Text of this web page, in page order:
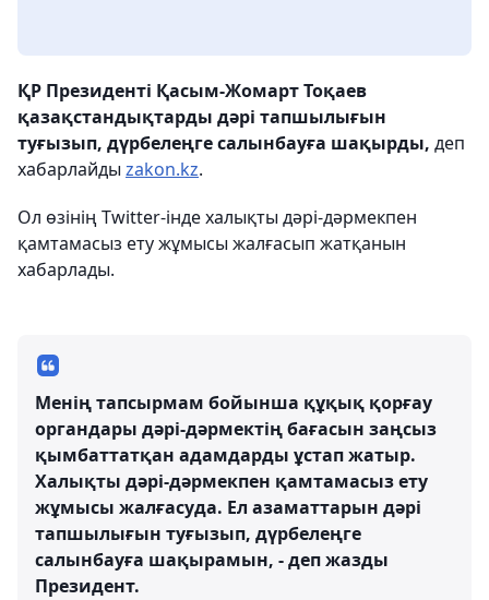
ҚР Президенті Қасым-Жомарт Тоқаев
қазақстандықтарды дәрі тапшылығын
туғызып, дүрбелеңге салынбауға шақырды, деп
хабарлайды zakon.kz.
Ол өзінің Twitter-інде халықты дәрі-дәрмекпен
қамтамасыз ету жұмысы жалғасып жатқанын
хабарлады.
Менің тапсырмам бойынша құқық қорғау
органдары дәрі-дәрмектің бағасын заңсыз
қымбаттатқан адамдарды ұстап жатыр.
Халықты дәрі-дәрмекпен қамтамасыз ету
жұмысы жалғасуда. Ел азаматтарын дәрі
тапшылығын туғызып, дүрбелеңге
салынбауға шақырамын, - деп жазды
Президент.